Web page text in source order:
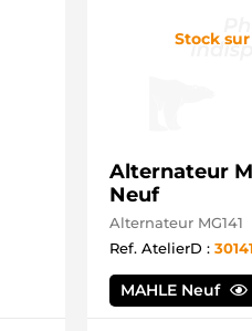
Stock
Alternateur
Neuf
Alternateur MG141
Ref. AtelierD :
MAHLE Neuf